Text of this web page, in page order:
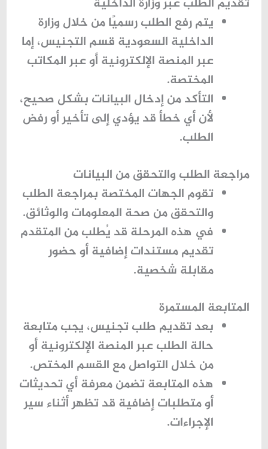
يتم رفع الطلب رسميًا من خلال وزارة
الداخلية السعودية قسم التجنيس، إما
عبر المنصة الإلكترونية أو عبر المكاتب
المختصة.
التأكد من إدخال البيانات بشكل صحيح،
لأن أي خطأ قد يؤدي إلى تأخير أو رفض
الطلب.
مراجعة الطلب والتحقق من البيانات
تقوم الجهات المختصة بمراجعة الطلب
والتحقق من صحة المعلومات والوثائق.
في هذه المرحلة قد يُطلب من المتقدم
تقديم مستندات إضافية أو حضور
مقابلة شخصية.
المتابعة المستمرة
بعد تقديم طلب تجنيس، يجب متابعة
حالة الطلب عبر المنصة الإلكترونية أو
من خلال التواصل مع القسم المختص.
هذه المتابعة تضمن معرفة أي تحديثات
أو متطلبات إضافية قد تظهر أثناء سير
الإجراءات.